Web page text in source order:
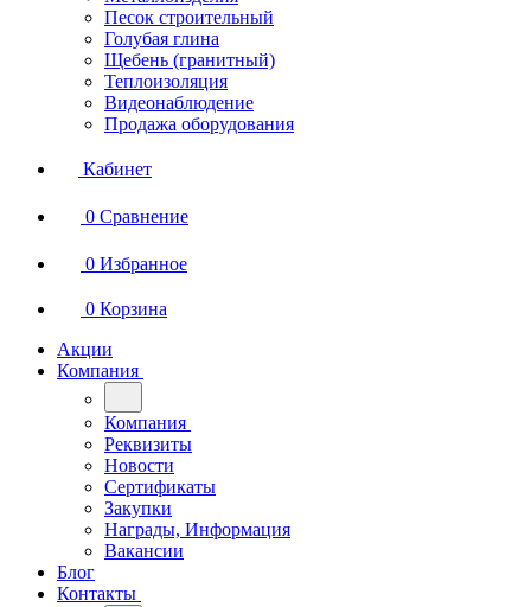
Песок строительный
Голубая глина
Щебень (гранитный)
Теплоизоляция
Видеонаблюдение
Продажа оборудования
Кабинет
0 Сравнение
0 Избранное
0 Корзина
Акции
Компания
Компания
Реквизиты
Новости
Сертификаты
Закупки
Награды, Информация
Вакансии
Блог
Контакты